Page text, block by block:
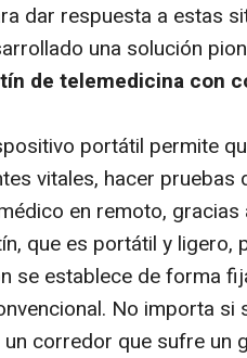
dar respuesta a estas
una solución
de telemedicina con
portátil permite
vitales, hacer
en remoto,
que es portátil y ligero,
se establece de forma
No importa si
corredor que sufre un